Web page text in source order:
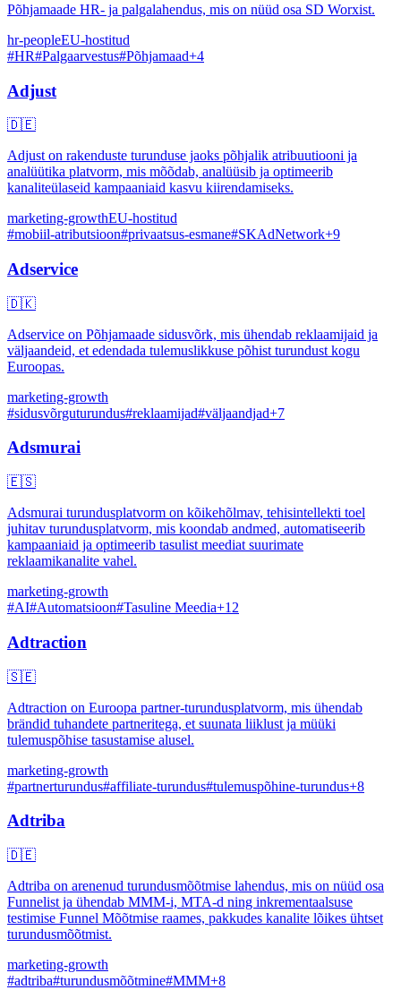
Põhjamaade HR- ja palgalahendus, mis on nüüd osa SD Worxist.
hr-peopleEU-hostitud
#HR#Palgaarvestus#Põhjamaad+4
Adjust
🇩🇪
Adjust on rakenduste turunduse jaoks põhjalik atribuutiooni ja
analüütika platvorm, mis mõõdab, analüüsib ja optimeerib
kanaliteülaseid kampaaniaid kasvu kiirendamiseks.
marketing-growthEU-hostitud
#mobiil-atributsioon#privaatsus-esmane#SKAdNetwork+9
Adservice
🇩🇰
Adservice on Põhjamaade sidusvõrk, mis ühendab reklaamijaid ja
väljaandeid, et edendada tulemuslikkuse põhist turundust kogu
Euroopas.
marketing-growth
#sidusvõrguturundus#reklaamijad#väljaandjad+7
Adsmurai
🇪🇸
Adsmurai turundusplatvorm on kõikehõlmav, tehisintellekti toel
juhitav turundusplatvorm, mis koondab andmed, automatiseerib
kampaaniaid ja optimeerib tasulist meediat suurimate
reklaamikanalite vahel.
marketing-growth
#AI#Automatsioon#Tasuline Meedia+12
Adtraction
🇸🇪
Adtraction on Euroopa partner-turundusplatvorm, mis ühendab
brändid tuhandete partneritega, et suunata liiklust ja müüki
tulemuspõhise tasustamise alusel.
marketing-growth
#partnerturundus#affiliate-turundus#tulemuspõhine-turundus+8
Adtriba
🇩🇪
Adtriba on arenenud turundusmõõtmise lahendus, mis on nüüd osa
Funnelist ja ühendab MMM-i, MTA-d ning inkrementaalsuse
testimise Funnel Mõõtmise raames, pakkudes kanalite lõikes ühtset
turundusmõõtmist.
marketing-growth
#adtriba#turundusmõõtmine#MMM+8